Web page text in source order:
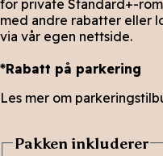
for private Standard+-
med andre rabatter eller
via vår egen nettside.
*Rabatt på parkering
Les mer om
Pakken inkluderer